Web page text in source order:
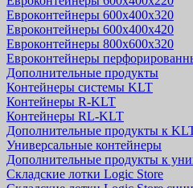
Евроконтейнеры 600х400х320
Евроконтейнеры 600х400х420
Евроконтейнеры 800х600х320
Евроконтейнеры
Дополнительные продукты
Контейнеры системы KLT
Контейнеры R-KLT
Контейнеры RL-KLT
Дополнительные продукты к
Универсальные контейнеры
Дополнительные продукты к
Складские лотки Logic Store